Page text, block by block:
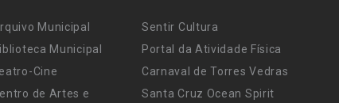
Municipal
Municipal
Cine
de Artes e
Sentir Cultura
Portal da Atividade Física
Carnaval de Torres Vedras
Santa Cruz Ocean Spirit